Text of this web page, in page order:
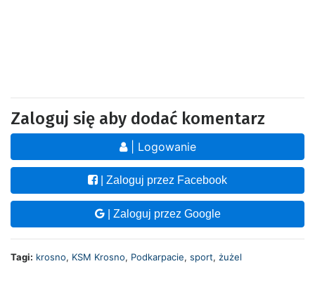
Zaloguj się aby dodać komentarz
| Logowanie
| Zaloguj przez Facebook
| Zaloguj przez Google
Tagi: krosno, KSM Krosno, Podkarpacie, sport, żużel